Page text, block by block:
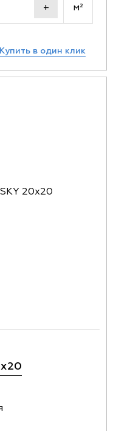
+ м²
Купить в один клик